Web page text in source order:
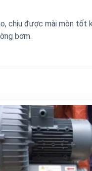
chịu được mài mòn tốt
bơm.